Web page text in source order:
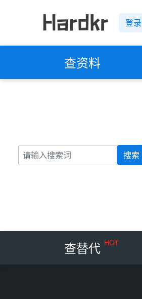
登录
查资料
搜索
查替代 HOT